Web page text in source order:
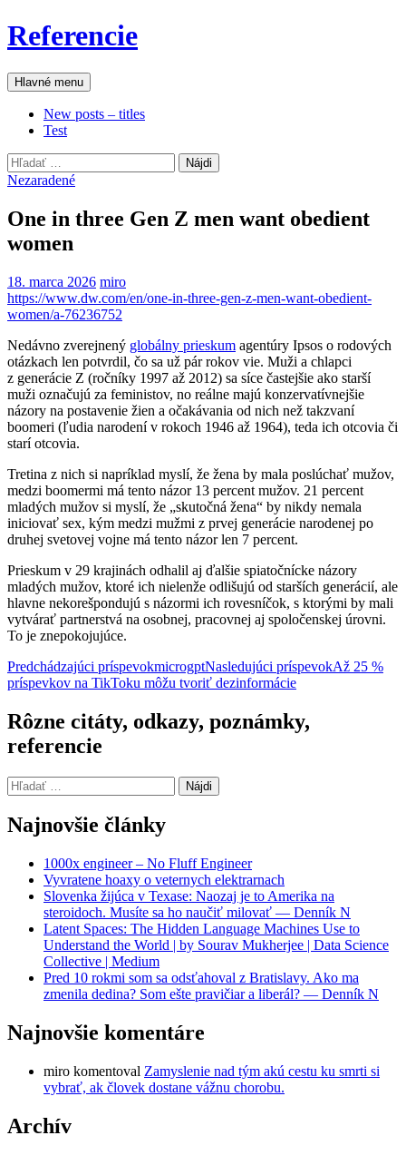
Preskočiť
na
Referencie
Hľadať
Hlavné menu
New posts – titles
Test
Hľadať:
Nezaradené
One in three Gen Z men want obedient
women
18. marca 2026 miro
https://www.dw.com/en/one-in-three-gen-z-men-want-obedient-
women/a-76236752
Nedávno zverejnený globálny prieskum agentúry Ipsos o rodových
otázkach len potvrdil, čo sa už pár rokov vie. Muži a chlapci
z generácie Z (ročníky 1997 až 2012) sa síce častejšie ako starší
muži označujú za feministov, no reálne majú konzervatívnejšie
názory na postavenie žien a očakávania od nich než takzvaní
boomeri (ľudia narodení v rokoch 1946 až 1964), teda ich otcovia či
starí otcovia.
Tretina z nich si napríklad myslí, že žena by mala poslúchať mužov,
medzi boomermi má tento názor 13 percent mužov. 21 percent
mladých mužov si myslí, že „skutočná žena“ by nikdy nemala
iniciovať sex, kým medzi mužmi z prvej generácie narodenej po
druhej svetovej vojne má tento názor len 7 percent.
Prieskum v 29 krajinách odhalil aj ďalšie spiatočnícke názory
mladých mužov, ktoré ich nielenže odlišujú od starších generácií, ale
hlavne nekorešpondujú s názormi ich rovesníčok, s ktorými by mali
vytvárať partnerstvá na osobnej, pracovnej aj spoločenskej úrovni.
To je znepokojujúce.
Navigácia
článkami
Predchádzajúci príspevokmicrogptNasledujúci príspevokAž 25 %
príspevkov na TikToku môžu tvoriť dezinformácie
Rôzne citáty, odkazy, poznámky,
referencie
Hľadať:
Najnovšie články
1000x engineer – No Fluff Engineer
Vyvratene hoaxy o veternych elektrarnach
Slovenka žijúca v Texase: Naozaj je to Amerika na
steroidoch. Musíte sa ho naučiť milovať — Denník N
Latent Spaces: The Hidden Language Machines Use to
Understand the World | by Sourav Mukherjee | Data Science
Collective | Medium
Pred 10 rokmi som sa odsťahoval z Bratislavy. Ako ma
zmenila dedina? Som ešte pravičiar a liberál? — Denník N
Najnovšie komentáre
miro komentoval Zamyslenie nad tým akú cestu ku smrti si
vybrať, ak človek dostane vážnu chorobu.
Archív